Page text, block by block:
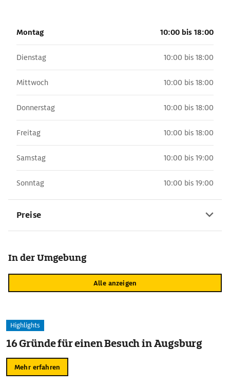
Montag 10:00 bis 18:00
Dienstag 10:00 bis 18:00
Mittwoch 10:00 bis 18:00
Donnerstag 10:00 bis 18:00
Freitag 10:00 bis 18:00
Samstag 10:00 bis 19:00
Sonntag 10:00 bis 19:00
Preise
In der Umgebung
Alle anzeigen
Highlights
16 Gründe für einen Besuch in Augsburg
Mehr erfahren